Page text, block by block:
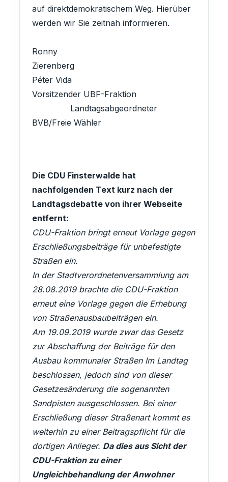
auf direktdemokratischem Weg. Hierüber
werden wir Sie zeitnah informieren.
Ronny
Zierenberg
Péter Vida
Vorsitzender UBF-Fraktion
Landtagsabgeordneter
BVB/Freie Wähler
Die CDU Finsterwalde hat
nachfolgenden Text kurz nach der
Landtagsdebatte von ihrer Webseite
entfernt:
CDU-Fraktion bringt erneut Vorlage gegen
Erschließungsbeiträge für unbefestigte
Straßen ein.
In der Stadtverordnetenversammlung am
28.08.2019 brachte die CDU-Fraktion
erneut eine Vorlage gegen die Erhebung
von Straßenausbaubeiträgen ein.
Am 19.09.2019 wurde zwar das Gesetz
zur Abschaffung der Beiträge für den
Ausbau kommunaler Straßen Im Landtag
beschlossen, jedoch sind von dieser
Gesetzesänderung die sogenannten
Sandpisten ausgeschlossen. Bei einer
Erschließung dieser Straßenart kommt es
weiterhin zu einer Beitragspflicht für die
dortigen Anlieger. Da dies aus Sicht der
CDU-Fraktion zu einer
Ungleichbehandlung der Anwohner